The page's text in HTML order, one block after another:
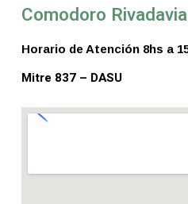
Comodoro Rivadavia
Horario de Atención 8hs a
Mitre 837 – DASU